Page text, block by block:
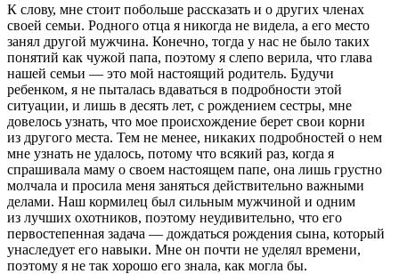
К слову, мне стоит побольше рассказать и о других членах
своей семьи. Родного отца я никогда не видела, а его место
занял другой мужчина. Конечно, тогда у нас не было таких
понятий как чужой папа, поэтому я слепо верила, что глава
нашей семьи — это мой настоящий родитель. Будучи
ребенком, я не пыталась вдаваться в подробности этой
ситуации, и лишь в десять лет, с рождением сестры, мне
довелось узнать, что мое происхождение берет свои корни
из другого места. Тем не менее, никаких подробностей о нем
мне узнать не удалось, потому что всякий раз, когда я
спрашивала маму о своем настоящем папе, она лишь грустно
молчала и просила меня заняться действительно важными
делами. Наш кормилец был сильным мужчиной и одним
из лучших охотников, поэтому неудивительно, что его
первостепенная задача — дождаться рождения сына, который
унаследует его навыки. Мне он почти не уделял времени,
поэтому я не так хорошо его знала, как могла бы.